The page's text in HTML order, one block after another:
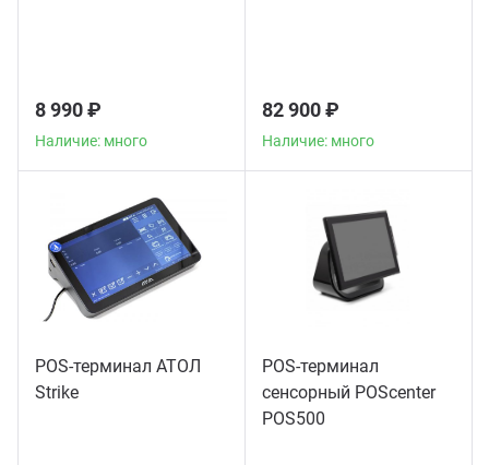
8 990 ₽
Наличие: много
82 900 ₽
Наличие: много
POS-терминал АТОЛ
Strike
POS-терминал
сенсорный POScenter
POS500